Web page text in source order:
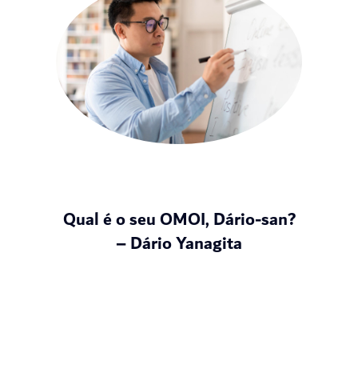
Qual é o seu OMOI, Dário-san?
– Dário Yanagita